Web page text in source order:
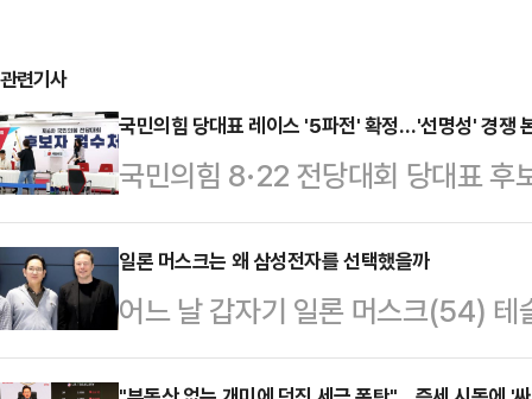
관련기사
국민의힘 당대표 레이스 '5파전' 확정…'선명성' 경쟁
국민의힘 8·22 전당대회 당대표
표가 확정됐다. '강경파'로 분류되
안철수·조경태 후보, 그리고 이들
표를 던졌다. 후보 등록 마지막 날
'선명성' 경쟁에 본격 돌입했다.31
일론 머스크는 왜 삼성전자를 선택했을까
어느 날 갑자기 일론 머스크(54)
원투수로 등장했다. 트럼프와 사이